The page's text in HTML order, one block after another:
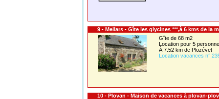
9 - Meilars - Gîte les glycines ***,à 6 kms de la
Gîte de 68 m2
Location pour 5
À 7.52 km de Plozévet
Location vacances n°
10 - Plovan - Maison de vacances à plovan-